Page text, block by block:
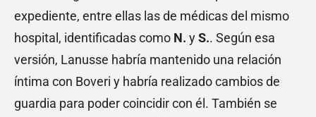
expediente, entre ellas las de médicas del mismo
hospital, identificadas como N. yS.. Según esa
versión, Lanusse habría mantenido una relación
íntima con Boveri y habría realizado cambios de
guardia para poder coincidir con él. También se